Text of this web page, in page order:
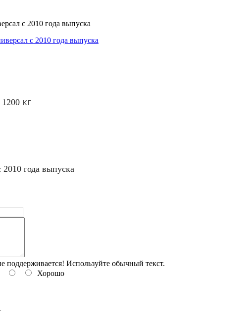
с 2010 года выпуска
1200 кг
года выпуска
поддерживается! Используйте обычный текст.
Хорошо